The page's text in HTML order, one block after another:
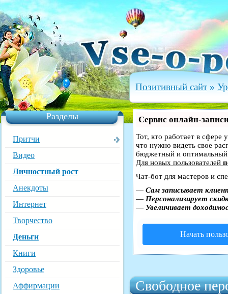
Разделы
Притчи
Видео
Личностный рост
Анекдоты
Интернет
Творчество
Деньги
Книги
Здоровье
Аффирмации
Позитивный сайт »
Сервис онлайн-
Тот, кто работает в сфере
что нужно видеть свое
бюджетный и
Для новых пользователей
Чат-бот для мастеров и
— Сам записывает
— Персонализирует
— Увеличивает
Начать
Свободное